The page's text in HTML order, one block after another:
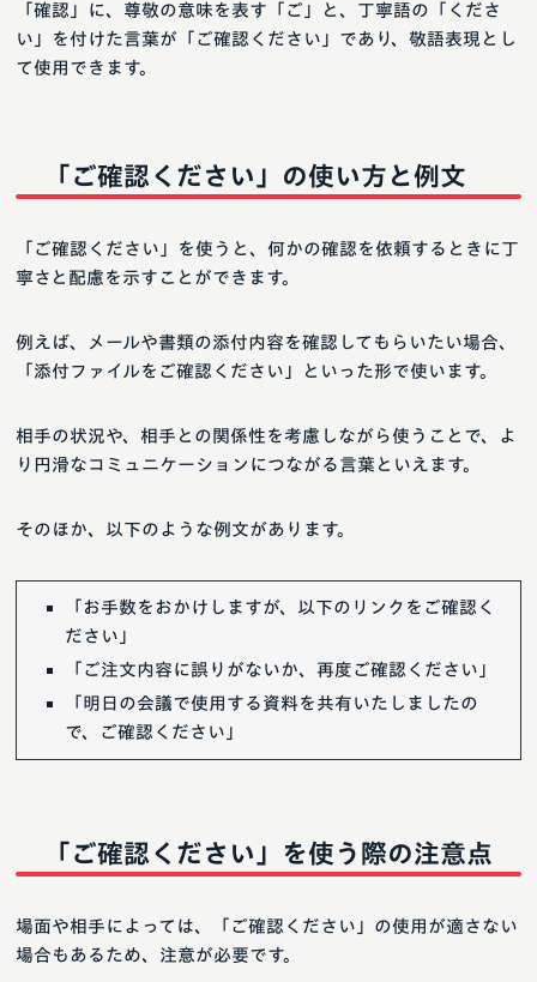
「確認」に、尊敬の意味を表す「ご」と、丁寧語の「くださ
い」を付けた言葉が「ご確認ください」であり、敬語表現とし
て使用できます。
「ご確認ください」の使い方と例文
「ご確認ください」を使うと、何かの確認を依頼するときに丁
寧さと配慮を示すことができます。
例えば、メールや書類の添付内容を確認してもらいたい場合、
「添付ファイルをご確認ください」といった形で使います。
相手の状況や、相手との関係性を考慮しながら使うことで、よ
り円滑なコミュニケーションにつながる言葉といえます。
そのほか、以下のような例文があります。
「お手数をおかけしますが、以下のリンクをご確認く
ださい」
「ご注文内容に誤りがないか、再度ご確認ください」
「明日の会議で使用する資料を共有いたしましたの
で、ご確認ください」
「ご確認ください」を使う際の注意点
場面や相手によっては、「ご確認ください」の使用が適さない
場合もあるため、注意が必要です。